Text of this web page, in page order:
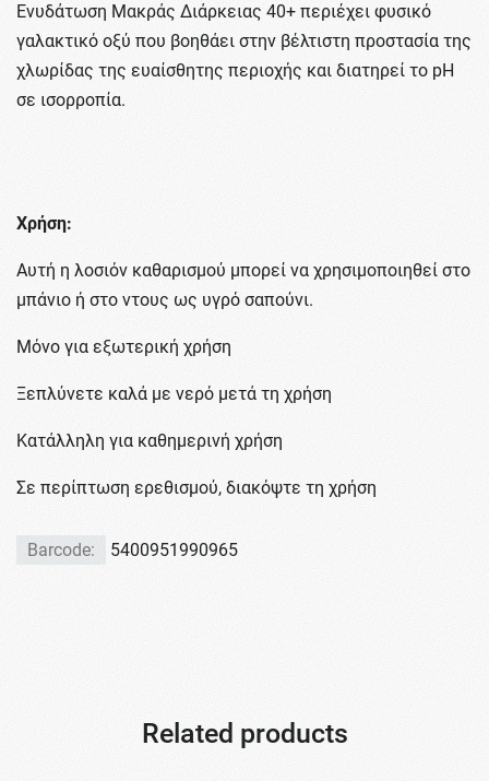
Ενυδάτωση Μακράς Διάρκειας 40+ περιέχει φυσικό
γαλακτικό οξύ που βοηθάει στην βέλτιστη προστασία της
χλωρίδας της ευαίσθητης περιοχής και διατηρεί το pH
σε ισορροπία.
Χρήση:
Αυτή η λοσιόν καθαρισμού μπορεί να χρησιμοποιηθεί στο
μπάνιο ή στο ντους ως υγρό σαπούνι.
Μόνο για εξωτερική χρήση
Ξεπλύνετε καλά με νερό μετά τη χρήση
Κατάλληλη για καθημερινή χρήση
Σε περίπτωση ερεθισμού, διακόψτε τη χρήση
Barcode: 5400951990965
Related products